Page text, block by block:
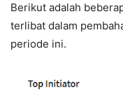
Berikut adalah
terlibat dalam
periode ini.